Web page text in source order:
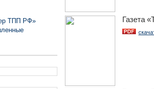
ТПП РФ»
Газета